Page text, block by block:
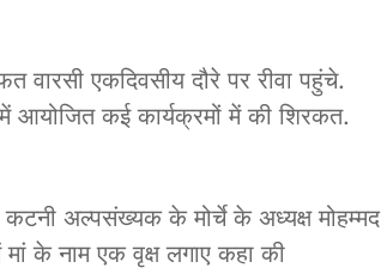
वारसी एकदिवसीय दौरे पर रीवा पहुंचे.
आयोजित कई कार्यक्रमों में की शिरकत.
अल्पसंख्यक के मोर्चे के अध्यक्ष मोहम्मद
के नाम एक वृक्ष लगाए कहा की